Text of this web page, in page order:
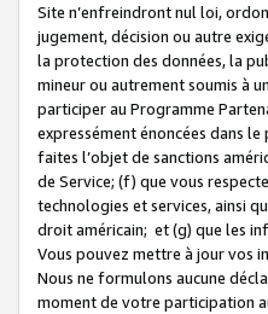
Site n’enfreindront nul loi,
jugement, décision ou autre
la protection des données, la
mineur ou autrement soumis à
participer au Programme
expressément énoncées dans
faites l’objet de sanctions
de Service; (f) que vous
technologies et services, ainsi
droit américain; et (g) que les
Vous pouvez mettre à jour vos
Nous ne formulons aucune
moment de votre participation